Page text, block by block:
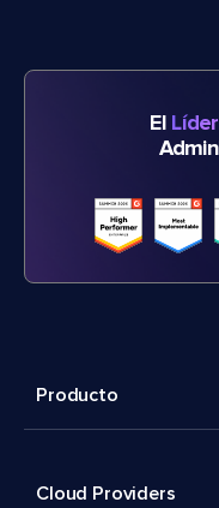
El Líder
Producto
Cloud Providers